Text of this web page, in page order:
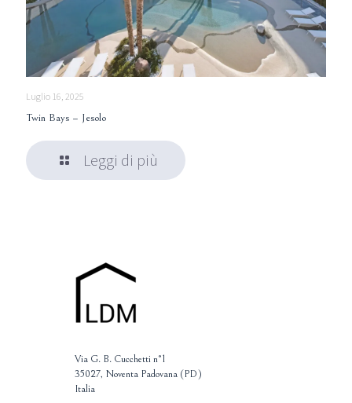
Luglio 16, 2025
Twin Bays – Jesolo
Leggi di più
Via G. B. Cucchetti n°1
35027, Noventa Padovana (PD)
Italia